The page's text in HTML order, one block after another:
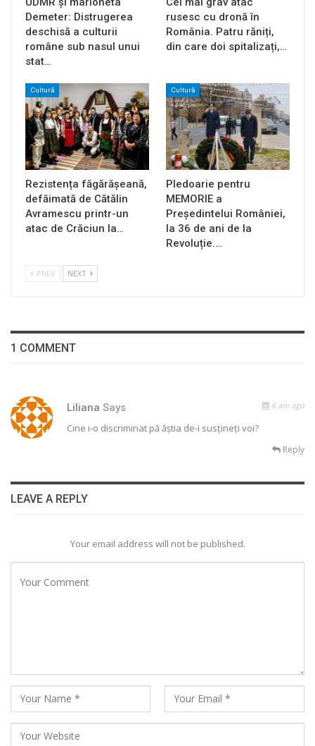
Demeter: Distrugerea
deschisă a culturii
române sub nasul unui
stat…
rusesc cu dronă în
România. Patru răniți,
din care doi spitalizați,…
Cultură
Rezistența făgărășeană,
defăimată de Cătălin
Avramescu printr-un
atac de Crăciun la…
Cultură
Pledoarie pentru
MEMORIE a
Președintelui României,
la 36 de ani de la
Revoluție.…
PREV NEXT
1 COMMENT
Liliana Says 6 ani ago
Cine i-o discriminat pă ăștia de-i susțineți voi?
Reply
LEAVE A REPLY
Your email address will not be published.